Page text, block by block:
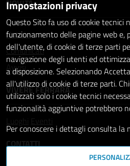
NOVITÀ
Notizie
Comunicati
Avvisi
VIVERE FERRARA
Luoghi
Eventi
CONTATTI
Impostazioni privacy
Questo Sito fa uso di cookie tecnici
funzionamento delle pagine web e,
dell'utente, di cookie di terze parti
navigazione degli utenti ed
a disposizione. Selezionando
all'utilizzo di cookie di terze parti.
utilizzati solo i cookie tecnici
funzionalità aggiuntive potrebbero
Per conoscere i dettagli consulta la